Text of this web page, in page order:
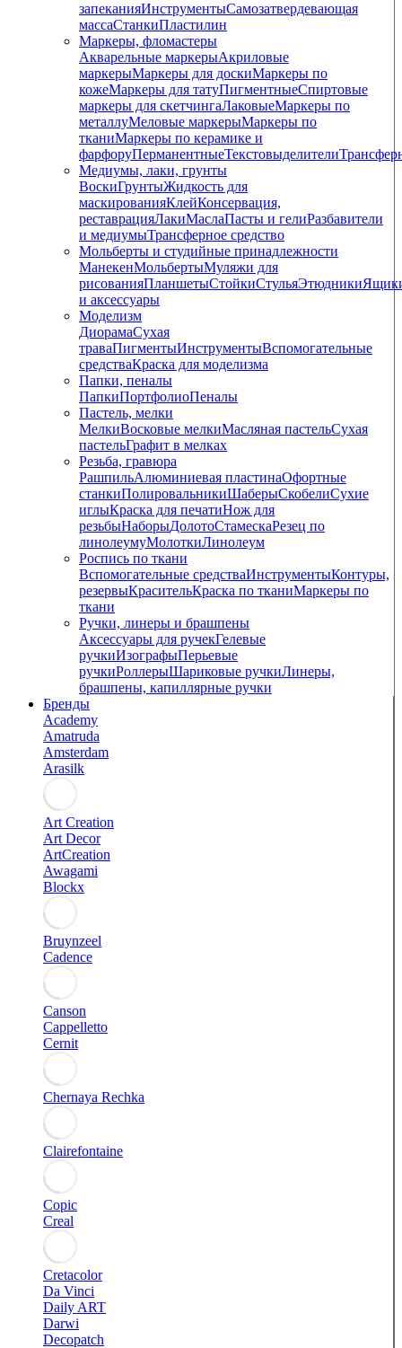
запеканияИнструментыСамозатвердевающая
массаСтанкиПластилин
Маркеры, фломастеры
Акварельные маркерыАкриловые
маркерыМаркеры для доскиМаркеры по
кожеМаркеры для татуПигментныеCпиртовые
маркеры для скетчингаЛаковыеМаркеры по
металлуМеловые маркерыМаркеры по
тканиМаркеры по керамике и
фарфоруПерманентныеТекстовыделители
Медиумы, лаки, грунты
ВоскиГрунтыЖидкость для
маскированияКлейКонсервация,
реставрацияЛакиМаслаПасты и гелиРазбавители
и медиумыТрансферное средство
Мольберты и студийные принадлежности
МанекенМольбертыМуляжи для
рисованияПланшетыСтойкиСтульяЭтюдники
и аксессуары
Моделизм
ДиорамаСухая
траваПигментыИнструментыВспомогательные
средстваКраска для моделизма
Папки, пеналы
ПапкиПортфолиоПеналы
Пастель, мелки
МелкиВосковые мелкиМасляная пастельСухая
пастельГрафит в мелках
Резьба, гравюра
РашпильАлюминиевая пластинаОфортные
станкиПолировальникиШаберыСкобелиСухие
иглыКраска для печатиНож для
резьбыНаборыДолотоСтамескаРезец по
линолеумуМолоткиЛинолеум
Роспись по ткани
Вспомогательные средстваИнструментыКонтуры,
резервыКрасительКраска по тканиМаркеры по
ткани
Ручки, линеры и брашпены
Аксессуары для ручекГелевые
ручкиИзографыПерьевые
ручкиРоллерыШариковые ручкиЛинеры,
брашпены, капиллярные ручки
Бренды
Academy
Amatruda
Amsterdam
Arasilk
Art Creation
Art Decor
ArtCreation
Awagami
Blockx
Bruynzeel
Cadence
Canson
Cappelletto
Cernit
Chernaya Rechka
Clairefontaine
Copic
Creal
Cretacolor
Da Vinci
Daily ART
Darwi
Decopatch